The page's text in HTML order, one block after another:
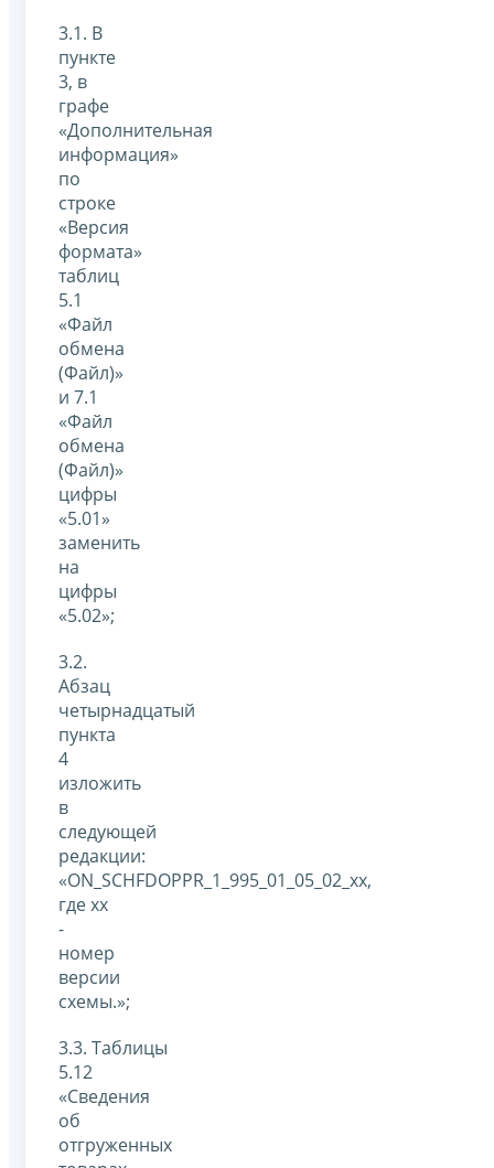
3.1. В
пункте
3, в
графе
«Дополнительная
информация»
по
строке
«Версия
формата»
таблиц
5.1
«Файл
обмена
(Файл)»
и 7.1
«Файл
обмена
(Файл)»
цифры
«5.01»
заменить
на
цифры
«5.02»;
3.2.
Абзац
четырнадцатый
пункта
4
изложить
в
следующей
редакции:
«ON_SCHFDOPPR_1_995_01_05_02_xx,
где xx
-
номер
версии
схемы.»;
3.3. Таблицы
5.12
«Сведения
об
отгруженных